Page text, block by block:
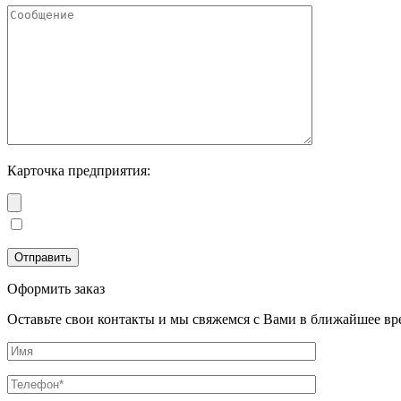
Карточка предприятия:
Оформить заказ
Оставьте свои контакты и мы свяжемся с Вами в ближайшее